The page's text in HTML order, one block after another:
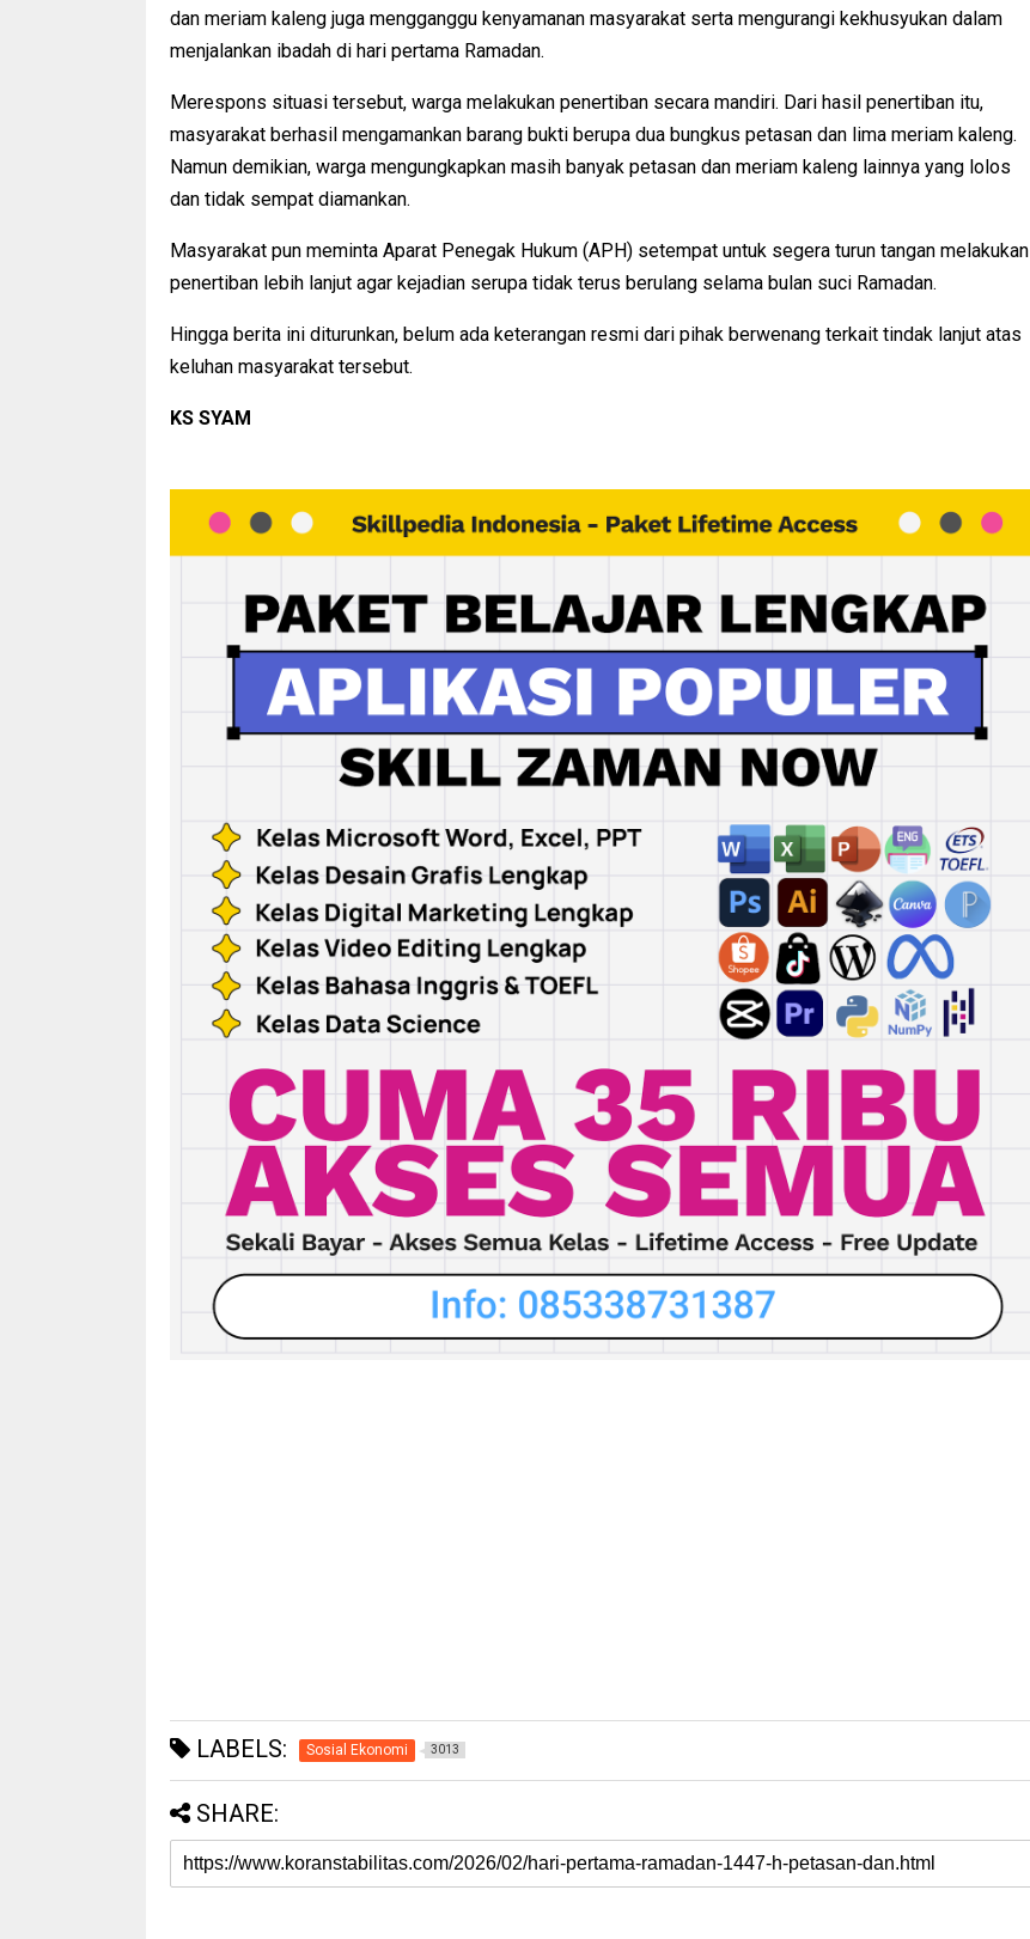
dan meriam kaleng juga mengganggu kenyamanan masyarakat serta mengurangi kekhusyukan dalam
menjalankan ibadah di hari pertama Ramadan.
Merespons situasi tersebut, warga melakukan penertiban secara mandiri. Dari hasil penertiban itu,
masyarakat berhasil mengamankan barang bukti berupa dua bungkus petasan dan lima meriam kaleng.
Namun demikian, warga mengungkapkan masih banyak petasan dan meriam kaleng lainnya yang lolos
dan tidak sempat diamankan.
Masyarakat pun meminta Aparat Penegak Hukum (APH) setempat untuk segera turun tangan melakukan
penertiban lebih lanjut agar kejadian serupa tidak terus berulang selama bulan suci Ramadan.
Hingga berita ini diturunkan, belum ada keterangan resmi dari pihak berwenang terkait tindak lanjut atas
keluhan masyarakat tersebut.
KS SYAM
LABELS: Sosial Ekonomi 3013
SHARE: